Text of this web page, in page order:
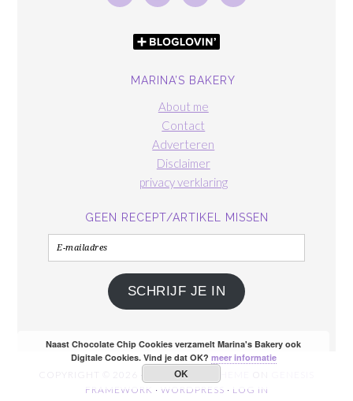
MARINA’S BAKERY
About me
Contact
Adverteren
Disclaimer
privacy verklaring
GEEN RECEPT/ARTIKEL MISSEN
E-
mailadres
SCHRIJF JE IN
COPYRIGHT © 2026 · FOODIE PRO THEME
FRAMEWORK · WORDPRESS · LOG IN
Naast Chocolate Chip Cookies verzamelt Marina's Bakery ook
Digitale Cookies. Vind je dat OK? meer informatie
OK